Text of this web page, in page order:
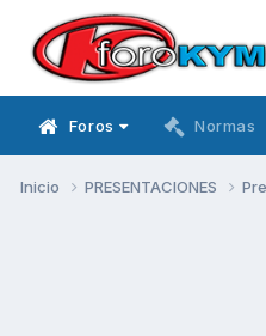
Foros Normas
Inicio PRESENTACIONES